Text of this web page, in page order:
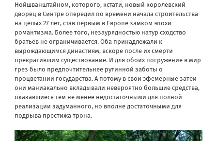
Нойшванштайном, которого, кстати, новый королевский
дворец в Синтре опередил по времени начала строительства
на целых 27 лет, став первым в Европе замком эпохи
романтизма. Более того, незаурядностью натур сходство
братьев не ограничивается. Оба принадлежали к
вырождающимся династиям, вскоре после их смерти
прекратившим существование. И для обоих погружение в мир
грез было предпочтительнее рутинной заботы о
процветании государства. А потому в свои эфемерные затеи
они маниакально вкладывали невероятно большие средства,
оказавшиеся тем не менее недостаточными для полной
реализации задуманного, но вполне достаточными для
подрыва престижа трона.